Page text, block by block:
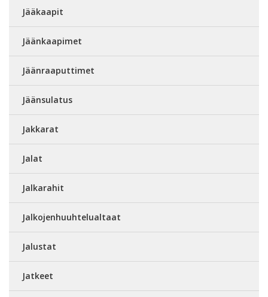
Jääkaapit
Jäänkaapimet
Jäänraaputtimet
Jäänsulatus
Jakkarat
Jalat
Jalkarahit
Jalkojenhuuhtelualtaat
Jalustat
Jatkeet